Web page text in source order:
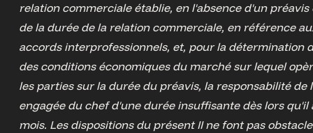
relation commerciale établie, en l'absence d'un
de la durée de la relation commerciale, en référence
accords interprofessionnels, et, pour la détermination
des conditions économiques du marché sur lequel
les parties sur la durée du préavis, la responsabilité
engagée du chef d'une durée insuffisante dès lors
mois. Les dispositions du présent II ne font pas